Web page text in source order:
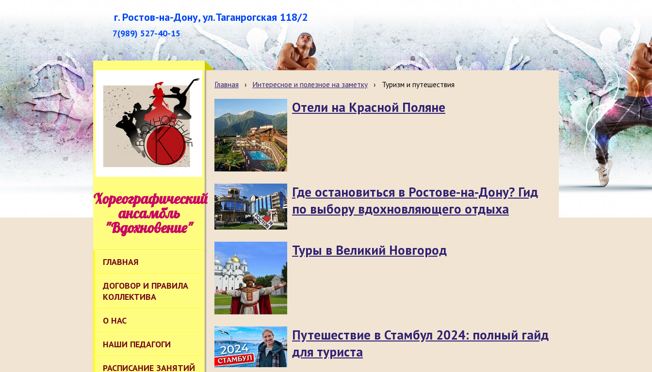
г. Ростов-на-Дону, ул.Таганрогская 118/2
7(989) 527-40-15
Хореографический
ансамбль
"Вдохновение"
ГЛАВНАЯ
ДОГОВОР И ПРАВИЛА
КОЛЛЕКТИВА
О НАС
НАШИ ПЕДАГОГИ
РАСПИСАНИЕ ЗАНЯТИЙ
Главная › Интересное и полезное на заметку › Туризм и путешествия
Отели на Красной Поляне
Где остановиться в Ростове-на-Дону? Гид
по выбору вдохновляющего отдыха
Туры в Великий Новгород
Путешествие в Стамбул 2024: полный гайд
для туриста